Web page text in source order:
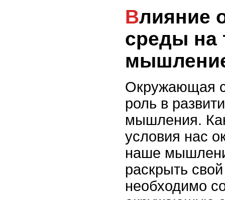
Влияние окружающей
среды на
Окружающая
роль в
мышления.
условия нас
наше
раскрыть
необходимо